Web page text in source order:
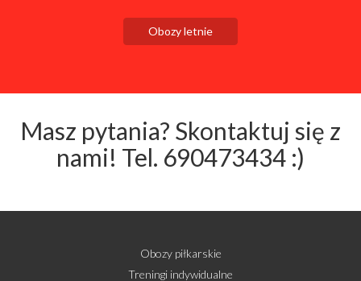
Obozy letnie
Masz pytania? Skontaktuj się z
nami! Tel. 690473434 :)
Obozy piłkarskie
Treningi indywidualne